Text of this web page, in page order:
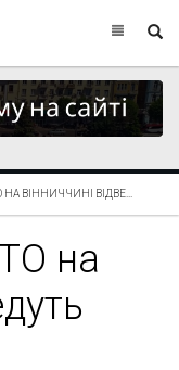
ВІННИЧЧИНІ ВІДВЕ...
на